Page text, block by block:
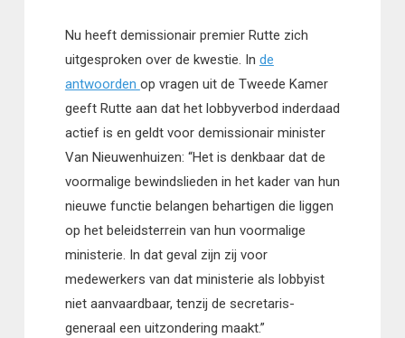
Nu heeft demissionair premier Rutte zich
uitgesproken over de kwestie. In de
antwoorden op vragen uit de Tweede Kamer
geeft Rutte aan dat het lobbyverbod inderdaad
actief is en geldt voor demissionair minister
Van Nieuwenhuizen: “Het is denkbaar dat de
voormalige bewindslieden in het kader van hun
nieuwe functie belangen behartigen die liggen
op het beleidsterrein van hun voormalige
ministerie. In dat geval zijn zij voor
medewerkers van dat ministerie als lobbyist
niet aanvaardbaar, tenzij de secretaris-
generaal een uitzondering maakt.”